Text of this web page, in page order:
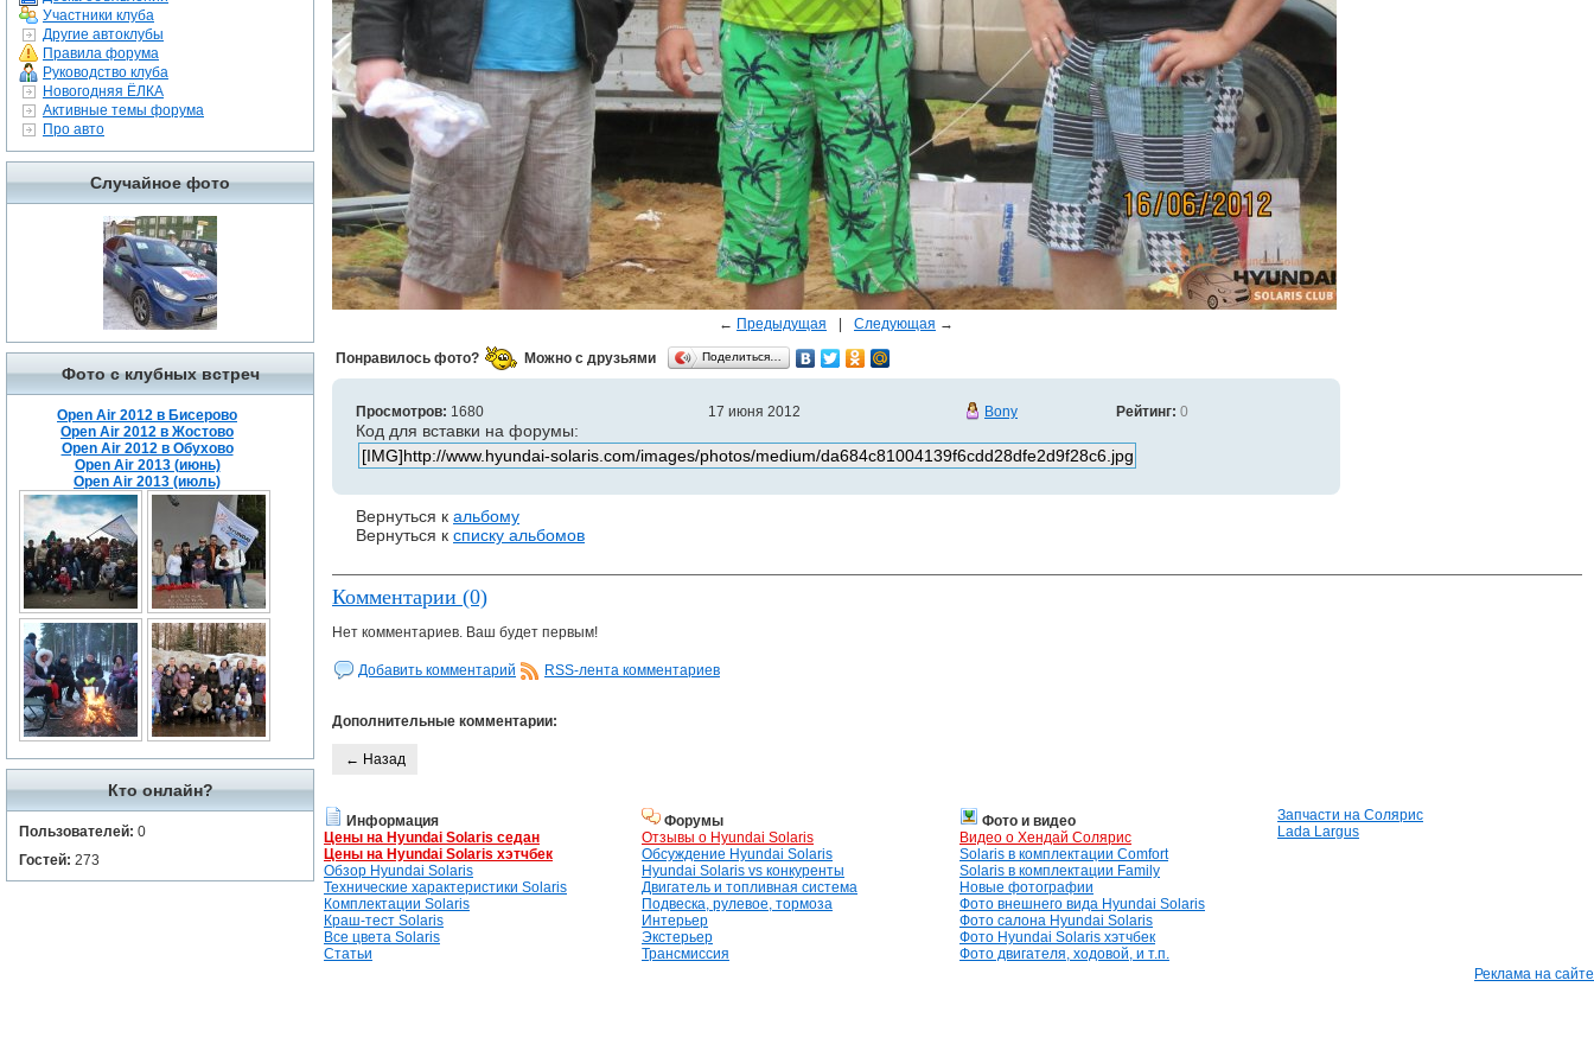
Участники клуба
Другие автоклубы
Правила форума
Руководство клуба
Новогодняя ЁЛКА
Активные темы форума
Про авто
Случайное фото
Фото с клубных встреч
Open Air 2012 в Бисерово
Open Air 2012 в Жостово
Open Air 2012 в Обухово
Open Air 2013 (июнь)
Open Air 2013 (июль)
Кто онлайн?
Пользователей: 0
Гостей: 273
← Предыдущая Следующая →
Понравилось фото? Можно с друзьями Поделиться…
Просмотров: 1680 17 июня 2012 Bony Рейтинг: 0
Код для вставки на форумы:
Вернуться к альбому
Вернуться к списку альбомов
Комментарии (0)
Нет комментариев. Ваш будет первым!
Добавить комментарий RSS-лента комментариев
Дополнительные комментарии:
← Назад
Информация
Цены на Hyundai Solaris седан
Цены на Hyundai Solaris хэтчбек
Обзор Hyundai Solaris
Технические характеристики Solaris
Комплектации Solaris
Краш-тест Solaris
Все цвета Solaris
Статьи
Форумы
Отзывы о Hyundai Solaris
Обсуждение Hyundai Solaris
Hyundai Solaris vs конкуренты
Двигатель и топливная система
Подвеска, рулевое, тормоза
Интерьер
Экстерьер
Трансмиссия
Фото и видео
Видео о Хендай Солярис
Solaris в комплектации Comfort
Solaris в комплектации Family
Новые фотографии
Фото внешнего вида Hyundai Solaris
Фото салона Hyundai Solaris
Фото Hyundai Solaris хэтчбек
Фото двигателя, ходовой, и т.п.
Запчасти на Солярис
Lada Largus
Реклама на сайте